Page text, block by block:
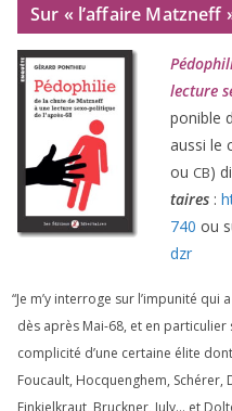
Sur « l’affaire Matzneff
lec­ture
po­nible
aus­si le
ou CB)
taires :
740 ou
dzr
“Je m’y inter­roge sur l’impunité
dès après Mai-68, et en par­ti­cu­lier
com­pli­ci­té d’une cer­taine élite
Foucault, Hocquenghem, Schérer,
Finkielkraut, Bruckner, July… et